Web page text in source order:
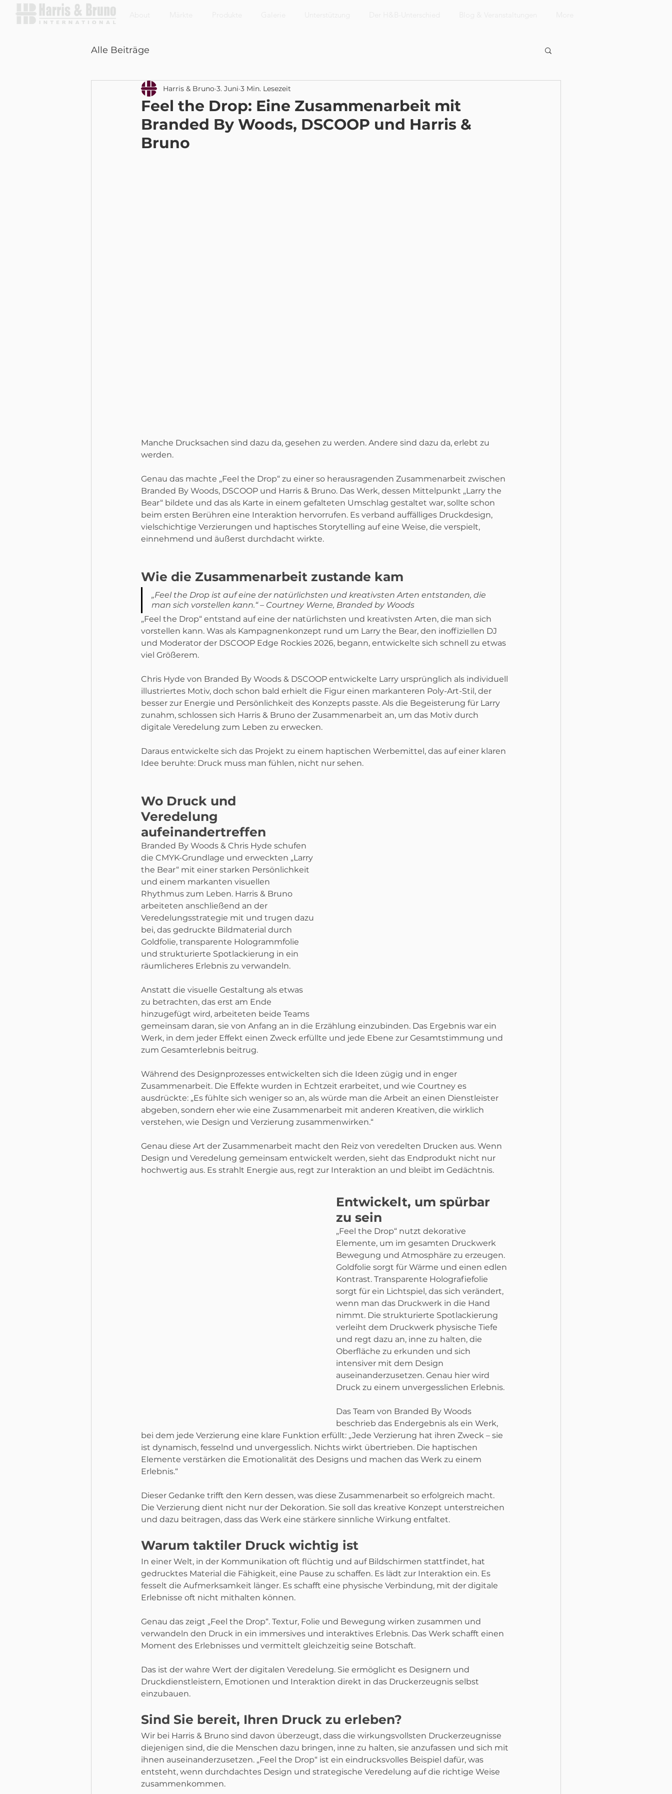
Alle Beiträge
Feel the Drop: Eine Zusammenarbeit mit
Branded By Woods, DSCOOP und Harris &
Bruno
Harris & Bruno 3. Juni 3 Min. Lesezeit
Manche Drucksachen sind dazu da, gesehen zu werden. Andere sind dazu da, erlebt zu
werden.
Genau das machte „Feel the Drop“ zu einer so herausragenden Zusammenarbeit zwischen
Branded By Woods, DSCOOP und Harris & Bruno. Das Werk, dessen Mittelpunkt „Larry the
Bear“ bildete und das als Karte in einem gefalteten Umschlag gestaltet war, sollte schon
beim ersten Berühren eine Interaktion hervorrufen. Es verband auffälliges Druckdesign,
vielschichtige Verzierungen und haptisches Storytelling auf eine Weise, die verspielt,
einnehmend und äußerst durchdacht wirkte.
Wie die Zusammenarbeit zustande kam
„Feel the Drop ist auf eine der natürlichsten und kreativsten Arten entstanden, die
man sich vorstellen kann.“ – Courtney Werne, Branded by Woods
„Feel the Drop“ entstand auf eine der natürlichsten und kreativsten Arten, die man sich
vorstellen kann. Was als Kampagnenkonzept rund um Larry the Bear, den inoffiziellen DJ
und Moderator der DSCOOP Edge Rockies 2026, begann, entwickelte sich schnell zu etwas
viel Größerem.
Chris Hyde von Branded By Woods & DSCOOP entwickelte Larry ursprünglich als individuell
illustriertes Motiv, doch schon bald erhielt die Figur einen markanteren Poly-Art-Stil, der
besser zur Energie und Persönlichkeit des Konzepts passte. Als die Begeisterung für Larry
zunahm, schlossen sich Harris & Bruno der Zusammenarbeit an, um das Motiv durch
digitale Veredelung zum Leben zu erwecken.
Daraus entwickelte sich das Projekt zu einem haptischen Werbemittel, das auf einer klaren
Idee beruhte: Druck muss man fühlen, nicht nur sehen.
Wo Druck und
Veredelung
aufeinandertreffen
Branded By Woods & Chris Hyde schufen
die CMYK-Grundlage und erweckten „Larry
the Bear“ mit einer starken Persönlichkeit
und einem markanten visuellen
Rhythmus zum Leben. Harris & Bruno
arbeiteten anschließend an der
Veredelungsstrategie mit und trugen dazu
bei, das gedruckte Bildmaterial durch
Goldfolie, transparente Hologrammfolie
und strukturierte Spotlackierung in ein
räumlicheres Erlebnis zu verwandeln.
Anstatt die visuelle Gestaltung als etwas
zu betrachten, das erst am Ende
hinzugefügt wird, arbeiteten beide Teams
gemeinsam daran, sie von Anfang an in die Erzählung einzubinden. Das Ergebnis war ein
Werk, in dem jeder Effekt einen Zweck erfüllte und jede Ebene zur Gesamtstimmung und
zum Gesamterlebnis beitrug.
Während des Designprozesses entwickelten sich die Ideen zügig und in enger
Zusammenarbeit. Die Effekte wurden in Echtzeit erarbeitet, und wie Courtney es
ausdrückte: „Es fühlte sich weniger so an, als würde man die Arbeit an einen Dienstleister
abgeben, sondern eher wie eine Zusammenarbeit mit anderen Kreativen, die wirklich
verstehen, wie Design und Verzierung zusammenwirken.“
Genau diese Art der Zusammenarbeit macht den Reiz von veredelten Drucken aus. Wenn
Design und Veredelung gemeinsam entwickelt werden, sieht das Endprodukt nicht nur
hochwertig aus. Es strahlt Energie aus, regt zur Interaktion an und bleibt im Gedächtnis.
Entwickelt, um spürbar
zu sein
„Feel the Drop“ nutzt dekorative
Elemente, um im gesamten Druckwerk
Bewegung und Atmosphäre zu erzeugen.
Goldfolie sorgt für Wärme und einen edlen
Kontrast. Transparente Holografiefolie
sorgt für ein Lichtspiel, das sich verändert,
wenn man das Druckwerk in die Hand
nimmt. Die strukturierte Spotlackierung
verleiht dem Druckwerk physische Tiefe
und regt dazu an, inne zu halten, die
Oberfläche zu erkunden und sich
intensiver mit dem Design
auseinanderzusetzen. Genau hier wird
Druck zu einem unvergesslichen Erlebnis.
Das Team von Branded By Woods
beschrieb das Endergebnis als ein Werk,
bei dem jede Verzierung eine klare Funktion erfüllt: „Jede Verzierung hat ihren Zweck – sie
ist dynamisch, fesselnd und unvergesslich. Nichts wirkt übertrieben. Die haptischen
Elemente verstärken die Emotionalität des Designs und machen das Werk zu einem
Erlebnis.“
Dieser Gedanke trifft den Kern dessen, was diese Zusammenarbeit so erfolgreich macht.
Die Verzierung dient nicht nur der Dekoration. Sie soll das kreative Konzept unterstreichen
und dazu beitragen, dass das Werk eine stärkere sinnliche Wirkung entfaltet.
Warum taktiler Druck wichtig ist
In einer Welt, in der Kommunikation oft flüchtig und auf Bildschirmen stattfindet, hat
gedrucktes Material die Fähigkeit, eine Pause zu schaffen. Es lädt zur Interaktion ein. Es
fesselt die Aufmerksamkeit länger. Es schafft eine physische Verbindung, mit der digitale
Erlebnisse oft nicht mithalten können.
Genau das zeigt „Feel the Drop“. Textur, Folie und Bewegung wirken zusammen und
verwandeln den Druck in ein immersives und interaktives Erlebnis. Das Werk schafft einen
Moment des Erlebnisses und vermittelt gleichzeitig seine Botschaft.
Das ist der wahre Wert der digitalen Veredelung. Sie ermöglicht es Designern und
Druckdienstleistern, Emotionen und Interaktion direkt in das Druckerzeugnis selbst
einzubauen.
Sind Sie bereit, Ihren Druck zu erleben?
Wir bei Harris & Bruno sind davon überzeugt, dass die wirkungsvollsten Druckerzeugnisse
diejenigen sind, die die Menschen dazu bringen, inne zu halten, sie anzufassen und sich mit
ihnen auseinanderzusetzen. „Feel the Drop“ ist ein eindrucksvolles Beispiel dafür, was
entsteht, wenn durchdachtes Design und strategische Veredelung auf die richtige Weise
zusammenkommen.